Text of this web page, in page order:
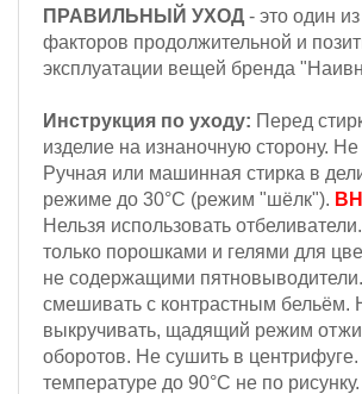
ПРАВИЛЬНЫЙ УХОД - это один
факторов продолжительной и
эксплуатации вещей бренда
Инструкция по уходу: Перед
изделие на изнаночную сторону.
Ручная или машинная стирка в
режиме до 30°С (режим "шёлк").
Нельзя использовать
только порошками и гелями для
не содержащими
смешивать с контрастным бельём.
выкручивать, щадящий режим
оборотов. Не сушить в центрифуге.
температуре до 90°С не по рисунку.